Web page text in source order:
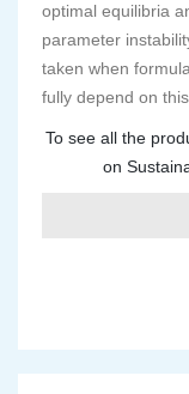
optimal equilibria
parameter
taken when
fully depend on
To see all the
on